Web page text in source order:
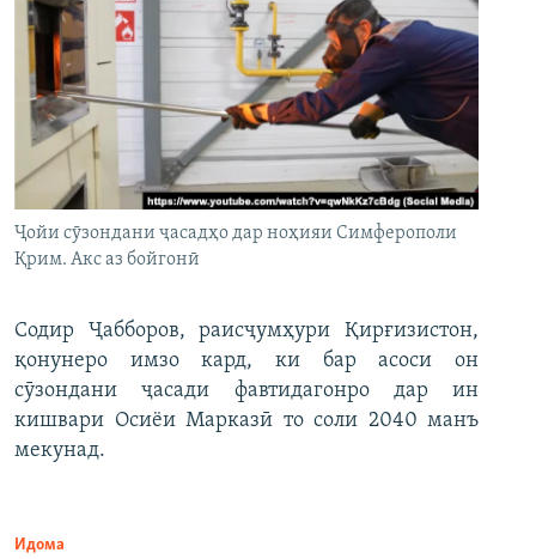
Ҷойи сӯзондани ҷасадҳо дар ноҳияи Симферополи
Қрим. Акс аз бойгонӣ
Содир Ҷабборов, раисҷумҳури Қирғизистон,
қонунеро имзо кард, ки бар асоси он
сӯзондани ҷасади фавтидагонро дар ин
кишвари Осиёи Марказӣ то соли 2040 манъ
мекунад.
Идома